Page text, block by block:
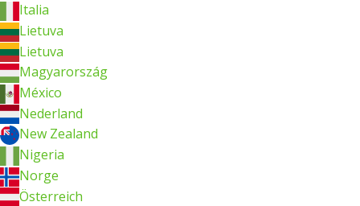
Italia
Lietuva
Lietuva
Magyarország
México
Nederland
New Zealand
Nigeria
Norge
Österreich